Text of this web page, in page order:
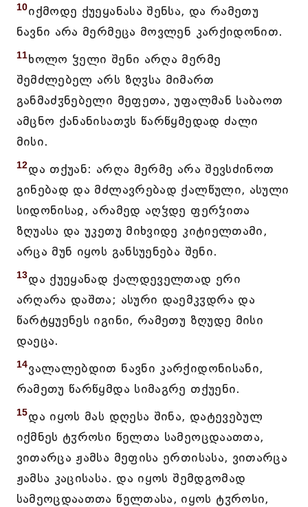
10იქმოდე ქუეყანასა შენსა, და რამეთუ
ნავნი არა მერმეცა მოვლენ კარქიდონით.
11ხოლო ჴელი შენი არღა მერმე
შემძლებელ არს ზღჳსა მიმართ
განმაძჳნებელი მეფეთა, უფალმან საბაოთ
ამცნო ქანანისათჳს წარწყმედად ძალი
მისი.
12და თქუან: არღა მერმე არა შევსძინოთ
გინებად და მძლავრებად ქალწული, ასული
სიდონისაჲ, არამედ აღჴდე ფერჴითა
ზღუასა და უკეთუ მიხვიდე კიტიელთამი,
არცა მუნ იყოს განსუენება შენი.
13და ქუეყანად ქალდეველთად ერი
არღარა დაშთა; ასური დაემკჳდრა და
წარტყუენეს იგინი, რამეთუ ზღუდე მისი
დაეცა.
14ვალალებდით ნავნი კარქიდონისანი,
რამეთუ წარწყმდა სიმაგრე თქუენი.
15და იყოს მას დღესა შინა, დატევებულ
იქმნეს ტჳროსი წელთა სამეოცდაათთა,
ვითარცა ჟამსა მეფისა ერთისასა, ვითარცა
ჟამსა კაცისასა. და იყოს შემდგომად
სამეოცდაათთა წელთასა, იყოს ტჳროსი,